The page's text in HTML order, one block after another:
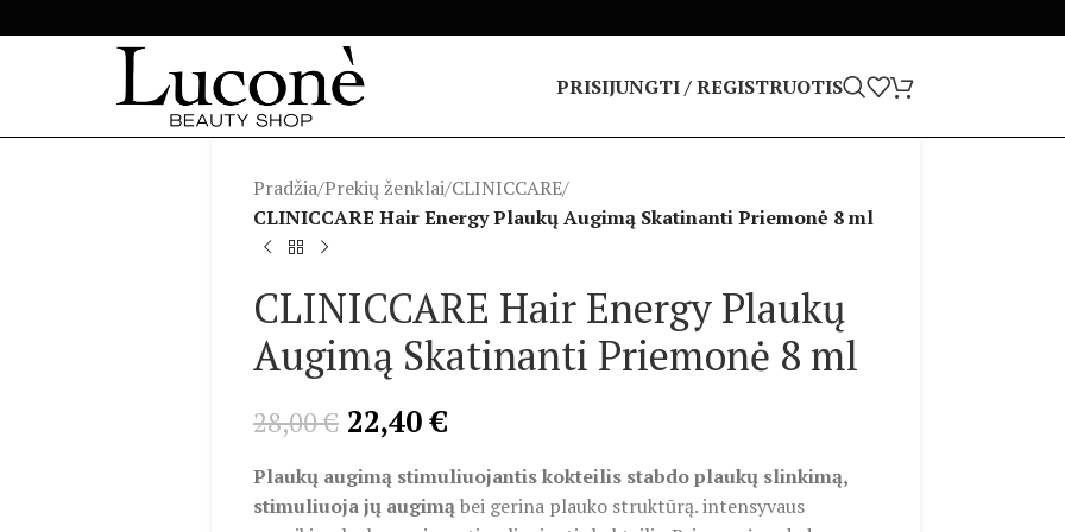
PRISIJUNGTI / REGISTRUOTIS
Pradžia/Prekių ženklai/CLINICCARE/
CLINICCARE Hair Energy Plaukų Augimą Skatinanti Priemonė 8 ml
CLINICCARE Hair Energy Plaukų
Augimą Skatinanti Priemonė 8 ml
28,00€ 22,40€
Plaukų augimą stimuliuojantis kokteilis stabdo plaukų slinkimą,
stimuliuoja jų augimąbei gerina plauko struktūrą. intensyvaus